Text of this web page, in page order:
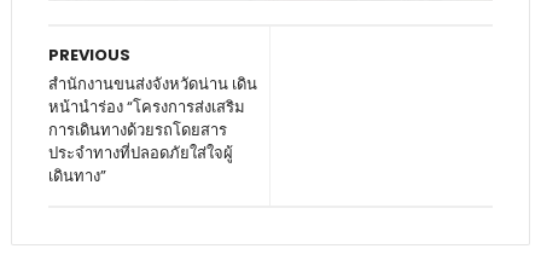
PREVIOUS
สำนักงานขนส่งจังหวัดน่าน เดิน
หน้านำร่อง “โครงการส่งเสริม
การเดินทางด้วยรถโดยสาร
ประจำทางที่ปลอดภัยใส่ใจผู้
เดินทาง”